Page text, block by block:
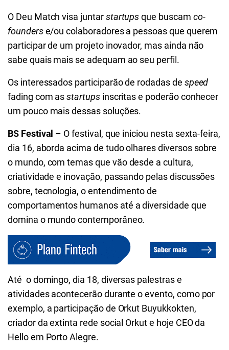
O Deu Match visa juntarstartupsque buscam co-
founderse/ou colaboradores a pessoas que querem
participar de um projeto inovador, mas ainda não
sabe quais mais se adequam ao seu perfil.
Os interessados participarão de rodadas de speed
fading com asstartups inscritas e poderão conhecer
um pouco mais dessas soluções.
BS Festival – O festival, que iniciou nesta sexta-feira,
dia 16, aborda acima de tudo olhares diversos sobre
o mundo, com temas que vão desde a cultura,
criatividade e inovação, passando pelas discussões
sobre, tecnologia, o entendimento de
comportamentos humanos até a diversidade que
domina o mundo contemporâneo.
Até o domingo, dia 18, diversas palestras e
atividades acontecerão durante o evento, como por
exemplo, a participação de Orkut Buyukkokten,
criador da extinta rede social Orkut e hoje CEO da
Hello em Porto Alegre.